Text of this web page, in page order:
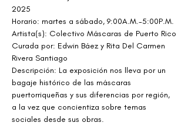
2025
Horario: martes a sábado, 9:00A.M.-5:00P.M.
Artista(s): Colectivo Máscaras de Puerto Rico
Curada por: Edwin Báez y Rita Del Carmen
Rivera Santiago
Descripción: La exposición nos lleva por un
bagaje histórico de las máscaras
puertorriqueñas y sus diferencias por región,
a la vez que concientiza sobre temas
sociales desde sus obras.